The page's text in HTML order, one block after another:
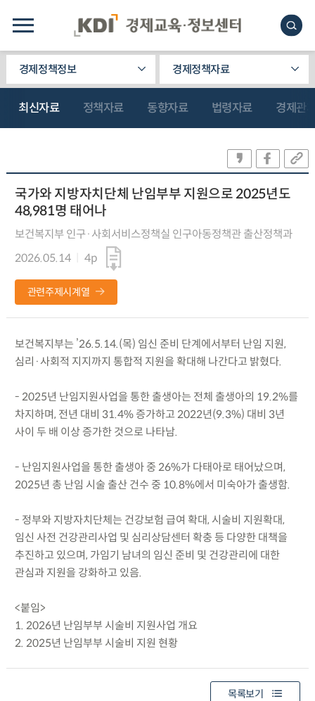
경제정책정보 경제정책자료
최신자료 정책자료 동향자료 법령자료 경제관
국가와 지방자치단체 난임부부 지원으로 2025년도
48,981명 태어나
보건복지부 인구·사회서비스정책실 인구아동정책관 출산정책과
2026.05.14
4p
관련주제시계열
보건복지부는 ’26.5.14.(목) 임신 준비 단계에서부터 난임 지원,
심리·사회적 지지까지 통합적 지원을 확대해 나간다고 밝혔다.
- 2025년 난임지원사업을 통한 출생아는 전체 출생아의 19.2%를
차지하며, 전년 대비 31.4% 증가하고 2022년(9.3%) 대비 3년
사이 두 배 이상 증가한 것으로 나타남.
- 난임지원사업을 통한 출생아 중 26%가 다태아로 태어났으며,
2025년 총 난임 시술 출산 건수 중 10.8%에서 미숙아가 출생함.
- 정부와 지방자치단체는 건강보험 급여 확대, 시술비 지원확대,
임신 사전 건강관리사업 및 심리상담센터 확충 등 다양한 대책을
추진하고 있으며, 가임기 남녀의 임신 준비 및 건강관리에 대한
관심과 지원을 강화하고 있음.
<붙임>
1. 2026년 난임부부 시술비 지원사업 개요
2. 2025년 난임부부 시술비 지원 현황
목록보기